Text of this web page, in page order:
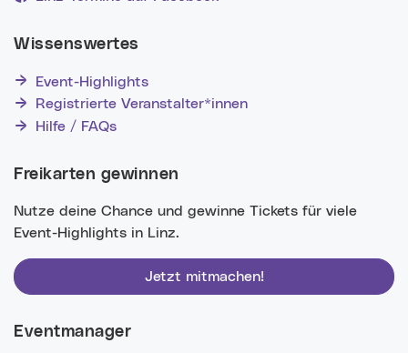
Wissenswertes
Event-Highlights
Registrierte Veranstalter*innen
Hilfe / FAQs
Freikarten gewinnen
Nutze deine Chance und gewinne Tickets für viele
Event-Highlights in Linz.
Jetzt mitmachen!
Eventmanager